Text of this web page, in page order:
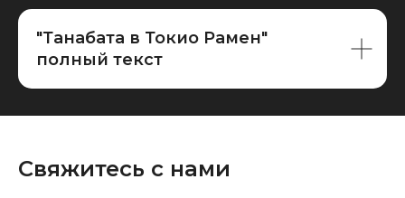
"Танабата в Токио Рамен"
полный текст
Свяжитесь с нами